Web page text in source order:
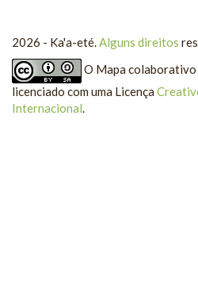
2026 - Ka'a-eté. Alguns direitos
O Mapa colaborativo
licenciado com uma Licença
Internacional.